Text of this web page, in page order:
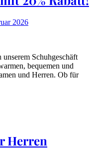
2026
Schuhgeschäft
bequemen und
und Herren. Ob für
Herren